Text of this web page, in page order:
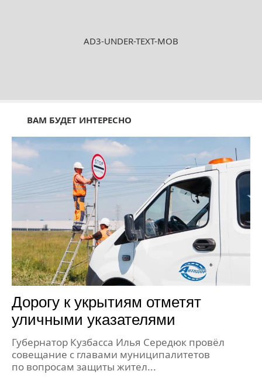
AD3-UNDER-TEXT-MOB
ВАМ БУДЕТ ИНТЕРЕСНО
Дорогу к укрытиям отметят
уличными указателями
Губернатор Кузбасса Илья Середюк провёл
совещание с главами муниципалитетов
по вопросам защиты жител...